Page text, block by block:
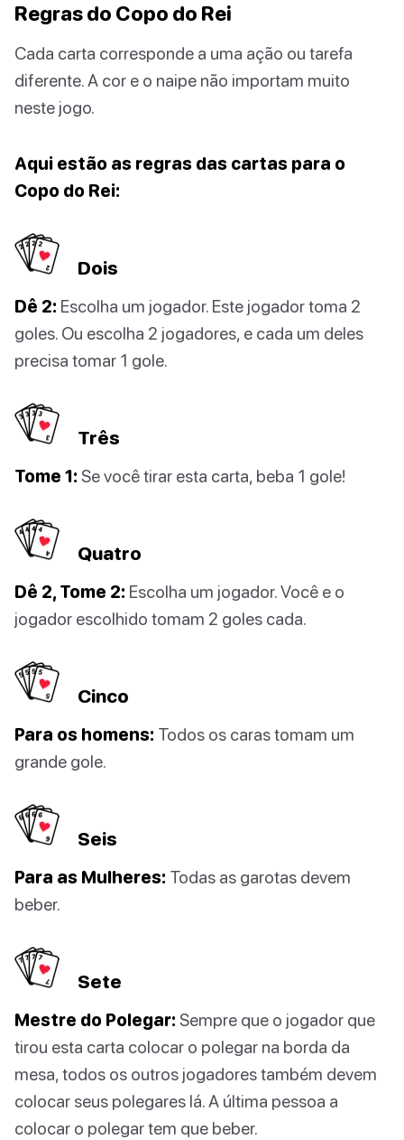
Regras do Copo do Rei
Cada carta corresponde a uma ação ou tarefa
diferente. A cor e o naipe não importam muito
neste jogo.
Aqui estão as regras das cartas para o
Copo do Rei:
Dois
Dê 2: Escolha um jogador. Este jogador toma 2
goles. Ou escolha 2 jogadores, e cada um deles
precisa tomar 1 gole.
Três
Tome 1: Se você tirar esta carta, beba 1 gole!
Quatro
Dê 2, Tome 2: Escolha um jogador. Você e o
jogador escolhido tomam 2 goles cada.
Cinco
Para os homens: Todos os caras tomam um
grande gole.
Seis
Para as Mulheres: Todas as garotas devem
beber.
Sete
Mestre do Polegar: Sempre que o jogador que
tirou esta carta colocar o polegar na borda da
mesa, todos os outros jogadores também devem
colocar seus polegares lá. A última pessoa a
colocar o polegar tem que beber.